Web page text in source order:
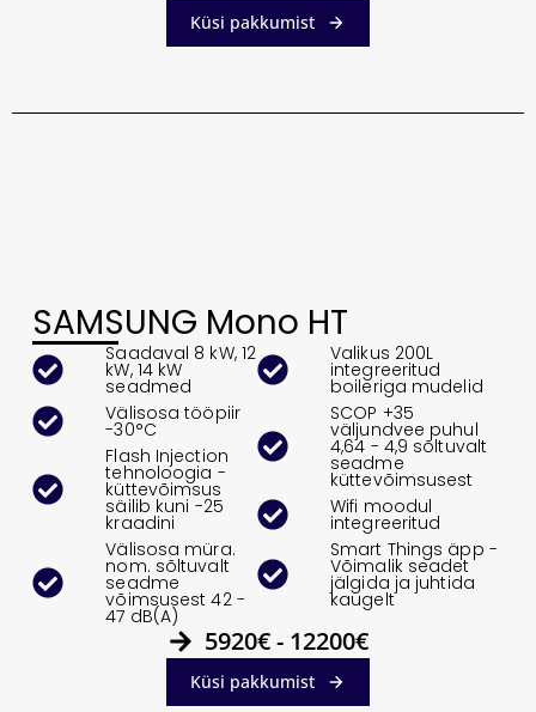
Küsi pakkumist
SAMSUNG Mono HT
Saadaval 8 kW, 12
kW, 14 kW
seadmed
Välisosa tööpiir
-30°C
Flash Injection
tehnoloogia -
küttevõimsus
säilib kuni -25
kraadini
Välisosa müra.
nom. sõltuvalt
seadme
võimsusest 42 -
47 dB(A)
Valikus 200L
integreeritud
boileriga mudelid
SCOP +35
väljundvee puhul
4,64 - 4,9 sõltuvalt
seadme
küttevõimsusest
Wifi moodul
integreeritud
Smart Things äpp -
Võimalik seadet
jälgida ja juhtida
kaugelt
5920€ - 12200€
Küsi pakkumist